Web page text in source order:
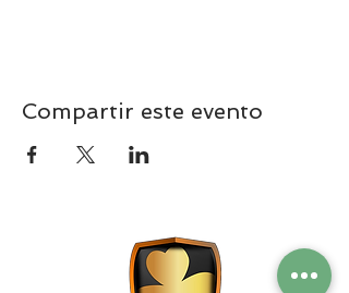
Compartir este evento